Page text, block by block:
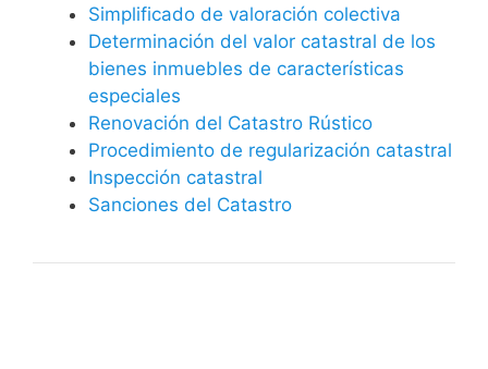
Simplificado de valoración colectiva
Determinación del valor catastral de los
bienes inmuebles de características
especiales
Renovación del Catastro Rústico
Procedimiento de regularización catastral
Inspección catastral
Sanciones del Catastro